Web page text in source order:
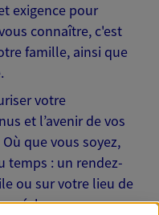
exigence pour
connaître, c'est
famille, ainsi que
votre
et l’avenir de vos
que vous soyez,
temps : un rendez-
ou sur votre lieu de
échanger avec